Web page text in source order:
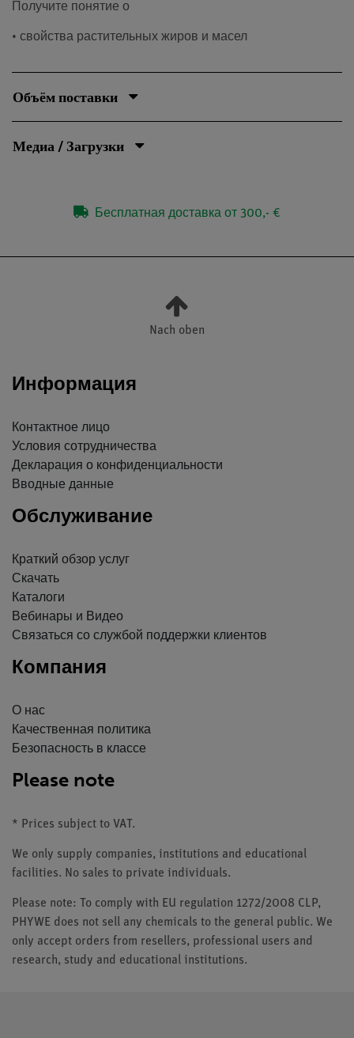
Получите понятие о
• свойства растительных жиров и масел
Объём поставки
Медиа / Загрузки
Бесплатная доставка от 300,- €
Nach oben
Информация
Контактное лицо
Условия сотрудничества
Декларация о конфиденциальности
Вводные данные
Обслуживание
Краткий обзор услуг
Скачать
Каталоги
Вебинары и Видео
Связаться со службой поддержки клиентов
Компания
О нас
Качественная политика
Безопасность в классе
Please note
* Prices subject to VAT.
We only supply companies, institutions and educational
facilities. No sales to private individuals.
Please note: To comply with EU regulation 1272/2008 CLP,
PHYWE does not sell any chemicals to the general public. We
only accept orders from resellers, professional users and
research, study and educational institutions.